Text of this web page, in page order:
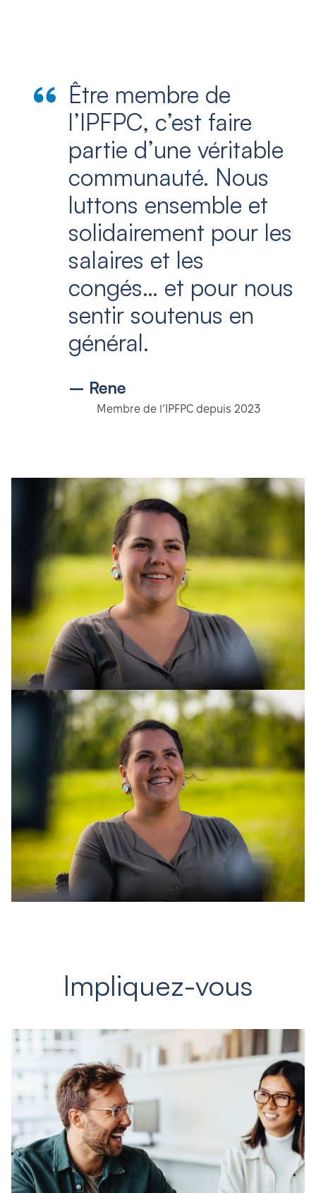
Être membre de
l’IPFPC, c’est faire
partie d’une véritable
communauté. Nous
luttons ensemble et
solidairement pour les
salaires et les
congés… et pour nous
sentir soutenus en
général.
– Rene
Membre de l’IPFPC depuis 2023
Impliquez-vous